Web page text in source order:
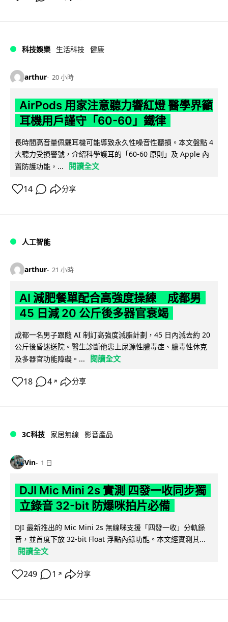
科技娛樂 生活科技 健康
arthur 20 小時
AirPods 用家注意聽力響紅燈 醫學界籲
耳機用戶謹守「60-60」鐵律
長時間高音量佩戴耳機可能導致永久性噪音性聽損。本文盤點 4
大聽力受損警號，介紹科學護耳的「60-60 原則」及 Apple 內
置防護功能，...
閱讀全文
14 分享
人工智能
arthur 21 小時
AI 減肥餐單配合高強度操練 成都男
45 日減 20 公斤後多器官衰竭
成都一名男子跟隨 AI 制訂高強度減脂計劃，45 日內減去約 20
公斤後昏迷送院。醫生診斷他患上尿源性膿毒症、膿毒性休克
及多器官功能障礙。...
閱讀全文
18 4 ↗ 分享
3C科技 家居無線 影音產品
Vin 1 日
DJI Mic Mini 2s 實測 四發一收同步獨
立錄音 32-bit 防爆咪拍片必備
DJI 最新推出的 Mic Mini 2s 無線咪支援「四發一收」分軌錄
音，並首度下放 32-bit Float 浮點內錄功能。本文經實測其...
閱讀全文
249 1 ↗ 分享